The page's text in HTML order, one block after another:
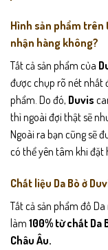
Hình sản phẩm trên
nhận hàng không?
Tất cả sản phẩm của
được chụp rõ nét nhất
phẩm. Do đó, Duvis
thì ngoài đợi thật sẽ
Ngoài ra bạn cũng sẽ
có thể yên tâm khi đặt
Chất liệu Da Bò ở
Tất cả sản phẩm đồ
làm 100% từ chất Da
Châu Âu.